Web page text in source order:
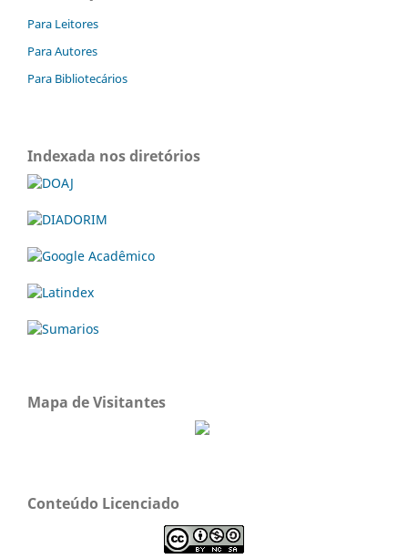
Para Leitores
Para Autores
Para Bibliotecários
Indexada nos diretórios
Mapa de Visitantes
Conteúdo Licenciado